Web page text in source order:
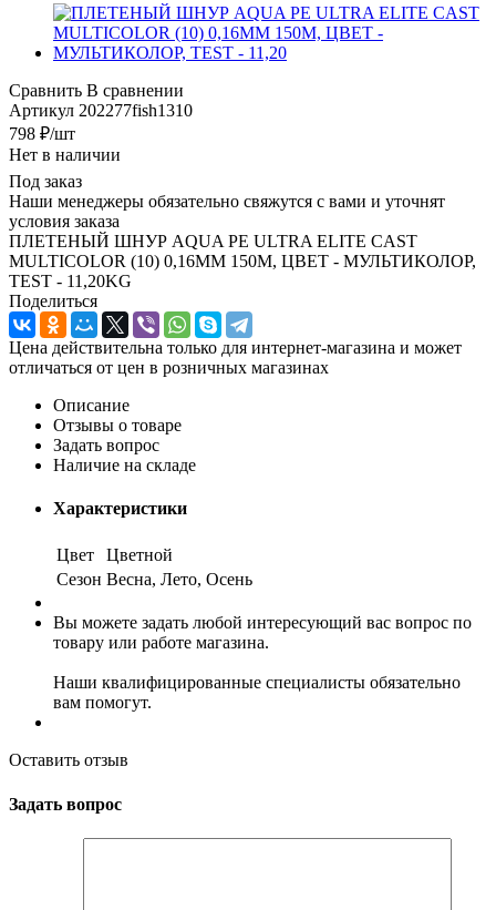
Сравнить В сравнении
Артикул 202277fish1310
798 ₽/шт
Нет в наличии
Под заказ
Наши менеджеры обязательно свяжутся с вами и уточнят
условия заказа
ПЛЕТЕНЫЙ ШНУР AQUA PE ULTRA ELITE CAST
MULTICOLOR (10) 0,16MM 150M, ЦВЕТ - МУЛЬТИКОЛОР,
TEST - 11,20KG
Поделиться
Цена действительна только для интернет-магазина и может
отличаться от цен в розничных магазинах
Описание
Отзывы о товаре
Задать вопрос
Наличие на складе
Характеристики
Цвет
Цветной
Сезон Весна, Лето, Осень
Вы можете задать любой интересующий вас вопрос по
товару или работе магазина.
Наши квалифицированные специалисты обязательно
вам помогут.
Оставить отзыв
Задать вопрос